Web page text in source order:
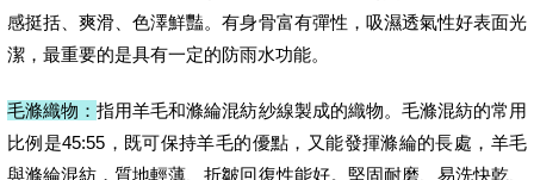
感挺括、爽滑、色澤鮮豔。有身骨富有彈性，吸濕透氣性好表面光
潔，最重要的是具有一定的防雨水功能。
毛滌織物：指用羊毛和滌綸混紡紗線製成的織物。毛滌混紡的常用
比例是45:55，既可保持羊毛的優點，又能發揮滌綸的長處，羊毛
與滌綸混紡，質地輕薄、折皺回復性能好。堅固耐磨、易洗快乾、